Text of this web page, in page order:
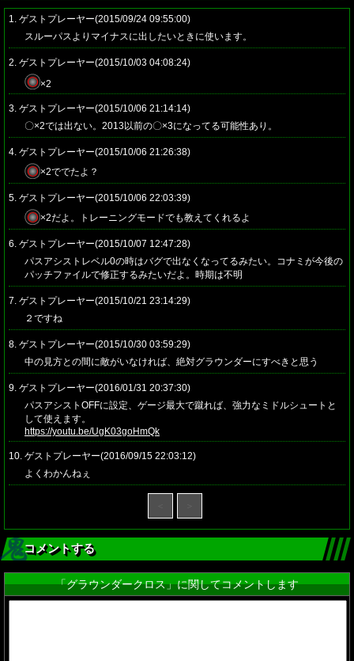
1. ゲストプレーヤー(2015/09/24 09:55:00)
スルーパスよりマイナスに出したいときに使います。
2. ゲストプレーヤー(2015/10/03 04:08:24)
×2
3. ゲストプレーヤー(2015/10/06 21:14:14)
〇×2では出ない。2013以前の〇×3になってる可能性あり。
4. ゲストプレーヤー(2015/10/06 21:26:38)
×2ででたよ？
5. ゲストプレーヤー(2015/10/06 22:03:39)
×2だよ。トレーニングモードでも教えてくれるよ
6. ゲストプレーヤー(2015/10/07 12:47:28)
パスアシストレベル0の時はバグで出なくなってるみたい。コナミが今後の
パッチファイルで修正するみたいだよ。時期は不明
7. ゲストプレーヤー(2015/10/21 23:14:29)
２ですね
8. ゲストプレーヤー(2015/10/30 03:59:29)
中の見方との間に敵がいなければ、絶対グラウンダーにすべきと思う
9. ゲストプレーヤー(2016/01/31 20:37:30)
パスアシストOFFに設定、ゲージ最大で蹴れば、強力なミドルシュートと
して使えます。
https://youtu.be/UgK03goHmQk
10. ゲストプレーヤー(2016/09/15 22:03:12)
よくわかんねぇ
コメントする
「グラウンダークロス」に関してコメントします